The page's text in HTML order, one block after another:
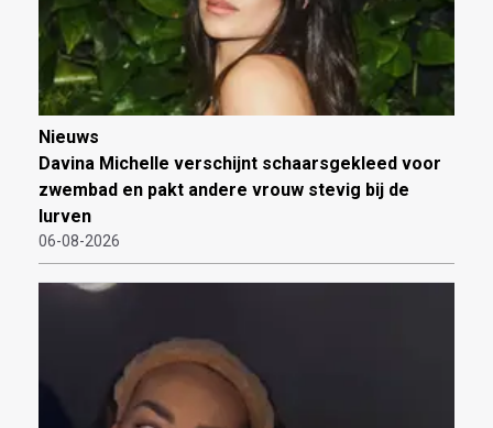
Nieuws
Davina Michelle verschijnt schaarsgekleed voor
zwembad en pakt andere vrouw stevig bij de
lurven
06-08-2026